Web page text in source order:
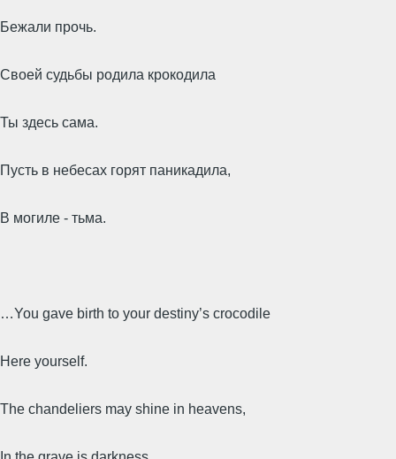
Бежали прочь.
Своей судьбы родила крокодила
Ты здесь сама.
Пусть в небесах горят паникадила,
В могиле - тьма.
…You gave birth to your destiny’s crocodile
Here yourself.
The chandeliers may shine in heavens,